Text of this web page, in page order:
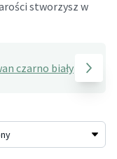
stworzysz w
czarno biały